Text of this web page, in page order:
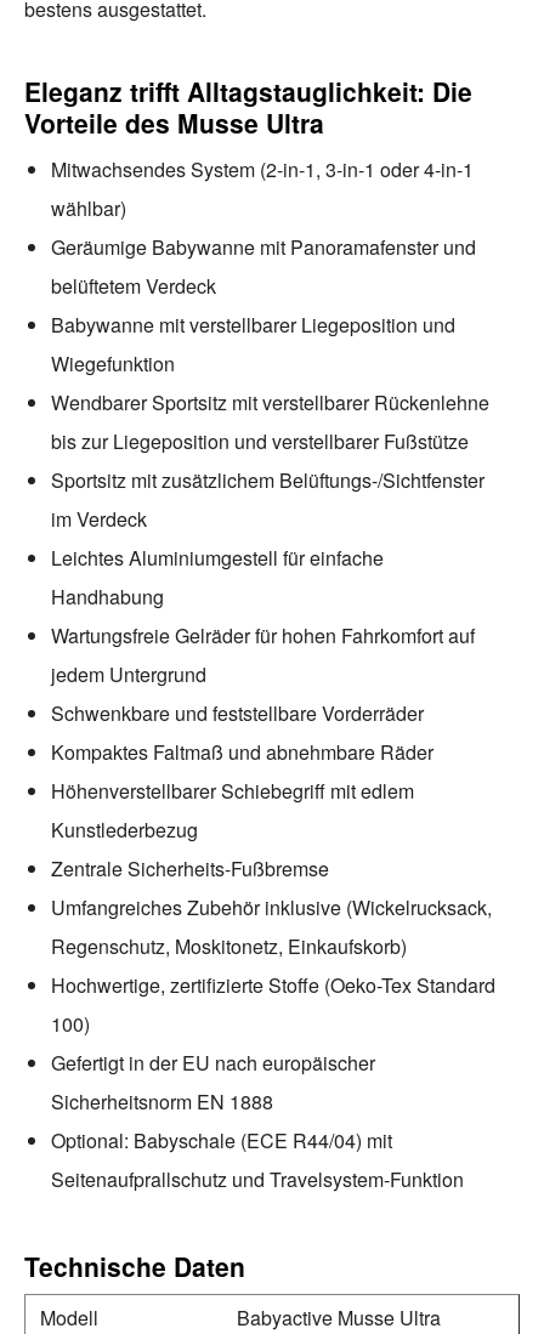
bestens ausgestattet.
Eleganz trifft Alltagstauglichkeit: Die
Vorteile des Musse Ultra
Mitwachsendes System (2-in-1, 3-in-1 oder 4-in-1
wählbar)
Geräumige Babywanne mit Panoramafenster und
belüftetem Verdeck
Babywanne mit verstellbarer Liegeposition und
Wiegefunktion
Wendbarer Sportsitz mit verstellbarer Rückenlehne
bis zur Liegeposition und verstellbarer Fußstütze
Sportsitz mit zusätzlichem Belüftungs-/Sichtfenster
im Verdeck
Leichtes Aluminiumgestell für einfache
Handhabung
Wartungsfreie Gelräder für hohen Fahrkomfort auf
jedem Untergrund
Schwenkbare und feststellbare Vorderräder
Kompaktes Faltmaß und abnehmbare Räder
Höhenverstellbarer Schiebegriff mit edlem
Kunstlederbezug
Zentrale Sicherheits-Fußbremse
Umfangreiches Zubehör inklusive (Wickelrucksack,
Regenschutz, Moskitonetz, Einkaufskorb)
Hochwertige, zertifizierte Stoffe (Oeko-Tex Standard
100)
Gefertigt in der EU nach europäischer
Sicherheitsnorm EN 1888
Optional: Babyschale (ECE R44/04) mit
Seitenaufprallschutz und Travelsystem-Funktion
Technische Daten
Modell Babyactive Musse Ultra